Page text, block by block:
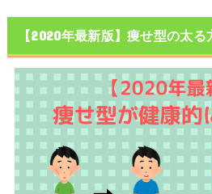
【2020年最新版】痩せ型の太る